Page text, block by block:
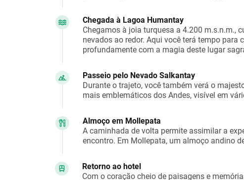
Chegada à Lagoa Humantay
Chegamos à joia turquesa a 4.200 m.s.n.m.,
nevados ao redor. Aqui você terá tempo para
profundamente com a magia deste lugar
Passeio pelo Nevado Salkantay
Durante o trajeto, você também verá o
mais emblemáticos dos Andes, visível em
Almoço em Mollepata
A caminhada de volta permite assimilar a
encontro. Em Mollepata, um almoço andino
Retorno ao hotel
Com o coração cheio de paisagens e